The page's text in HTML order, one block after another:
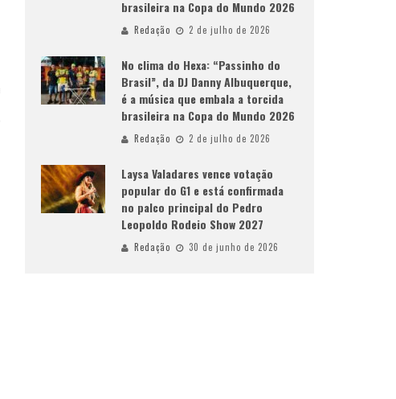
brasileira na Copa do Mundo 2026
Redação 2 de julho de 2026
No clima do Hexa: “Passinho do
Brasil”, da DJ Danny Albuquerque,
é a música que embala a torcida
brasileira na Copa do Mundo 2026
Redação 2 de julho de 2026
Laysa Valadares vence votação
popular do G1 e está confirmada
no palco principal do Pedro
Leopoldo Rodeio Show 2027
Redação 30 de junho de 2026